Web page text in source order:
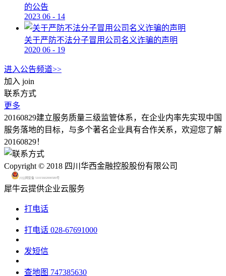
的公告
2023 06 - 14
关于严防不法分子冒用公司名义诈骗的声明
2020 06 - 19
进入公告频道>>
加入 join
联系方式
更多
20160829建立服务质量三级监管体系，在企业内率先实现中国
服务落地的目标，与多个著名企业具有合作关系，欢迎您了解
20160829！
Copyright © 2018 四川华西金融控股股份有限公司
川公网安备 51015602000580号
犀牛云提供企业云服务
打电话
打电话 028-67691000
发短信
查地图 747385630